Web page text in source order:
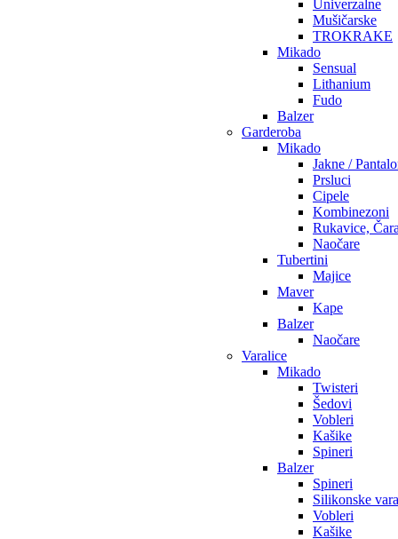
Univerzalne
Mušičarske
TROKRAKE
Mikado
Sensual
Lithanium
Fudo
Balzer
Garderoba
Mikado
Jakne /
Prsluci
Cipele
Kombinezoni
Rukavice,
Naočare
Tubertini
Majice
Maver
Kape
Balzer
Naočare
Varalice
Mikado
Twisteri
Šedovi
Vobleri
Kašike
Spineri
Balzer
Spineri
Silikonske
Vobleri
Kašike